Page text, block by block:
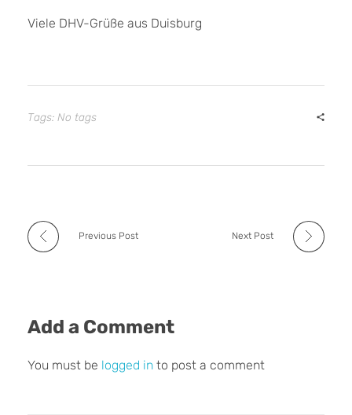
Viele DHV-Grüße aus Duisburg
Tags: No tags
Previous Post Next Post
Add a Comment
You must be logged in to post a comment